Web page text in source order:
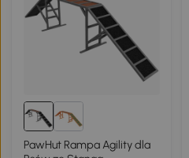
PawHut Rampa Agility dla